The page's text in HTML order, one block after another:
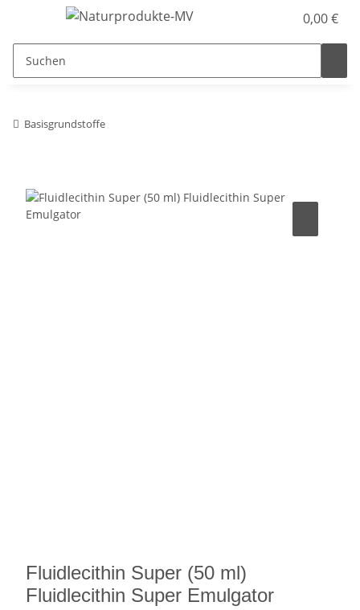
0,00 €
Basisgrundstoffe
Fluidlecithin Super (50 ml)
Fluidlecithin Super Emulgator